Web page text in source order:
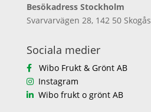
Besökadress Stockholm
Svarvarvägen 28, 142 50 Skogås
Sociala medier
Wibo Frukt & Grönt AB
Instagram
Wibo frukt o grönt AB